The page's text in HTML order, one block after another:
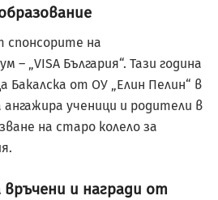
спонсорите на
– „VISA България“. Тази година
Бакалска от ОУ „Елин Пелин“ в
ангажира ученици и родители в
на старо колело за
и награди от